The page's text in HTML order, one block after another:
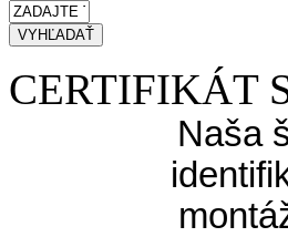
CERTIFIKÁT
Naša